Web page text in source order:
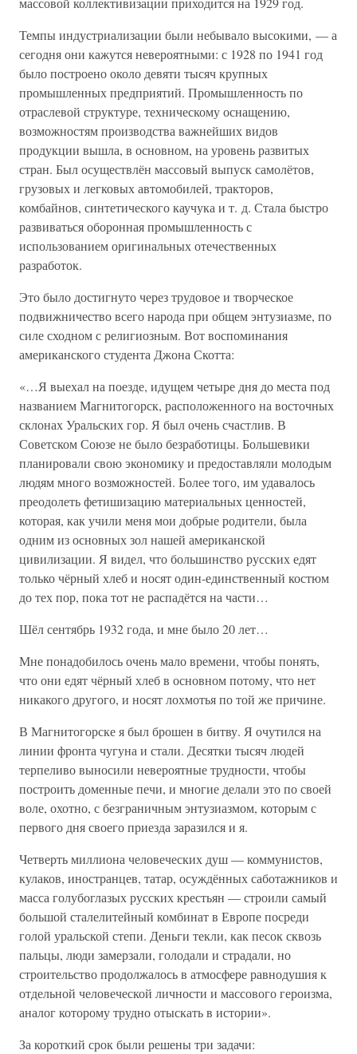
Темпы индустриализации были небывало высокими, — а
сегодня они кажутся невероятными: с 1928 по 1941 год
было построено около девяти тысяч крупных
промышленных предприятий. Промышленность по
отраслевой структуре, техническому оснащению,
возможностям производства важнейших видов
продукции вышла, в основном, на уровень развитых
стран. Был осуществлён массовый выпуск самолётов,
грузовых и легковых автомобилей, тракторов,
комбайнов, синтетического каучука и т. д. Стала быстро
развиваться оборонная промышленность с
использованием оригинальных отечественных
разработок.
Это было достигнуто через трудовое и творческое
подвижничество всего народа при общем энтузиазме, по
силе сходном с религиозным. Вот воспоминания
американского студента Джона Скотта:
«…Я выехал на поезде, идущем четыре дня до места под
названием Магнитогорск, расположенного на восточных
склонах Уральских гор. Я был очень счастлив. В
Советском Союзе не было безработицы. Большевики
планировали свою экономику и предоставляли молодым
людям много возможностей. Более того, им удавалось
преодолеть фетишизацию материальных ценностей,
которая, как учили меня мои добрые родители, была
одним из основных зол нашей американской
цивилизации. Я видел, что большинство русских едят
только чёрный хлеб и носят один-единственный костюм
до тех пор, пока тот не распадётся на части…
Шёл сентябрь 1932 года, и мне было 20 лет…
Мне понадобилось очень мало времени, чтобы понять,
что они едят чёрный хлеб в основном потому, что нет
никакого другого, и носят лохмотья по той же причине.
В Магнитогорске я был брошен в битву. Я очутился на
линии фронта чугуна и стали. Десятки тысяч людей
терпеливо выносили невероятные трудности, чтобы
построить доменные печи, и многие делали это по своей
воле, охотно, с безграничным энтузиазмом, которым с
первого дня своего приезда заразился и я.
Четверть миллиона человеческих душ — коммунистов,
кулаков, иностранцев, татар, осуждённых саботажников и
масса голубоглазых русских крестьян — строили самый
большой сталелитейный комбинат в Европе посреди
голой уральской степи. Деньги текли, как песок сквозь
пальцы, люди замерзали, голодали и страдали, но
строительство продолжалось в атмосфере равнодушия к
отдельной человеческой личности и массового героизма,
аналог которому трудно отыскать в истории».
За короткий срок были решены три задачи: